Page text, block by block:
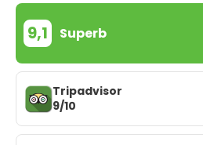
9,1 Superb
Tripadvisor
9/10